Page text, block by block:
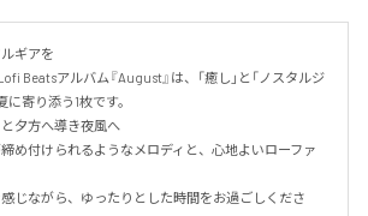
ギアを
Beatsアルバム『August』は、「癒し」と「ノスタルジ
に寄り添う1枚です。
夕方へ導き夜風へ
め付けられるようなメロディと、心地よいローファ
じながら、ゆったりとした時間をお過ごしくださ